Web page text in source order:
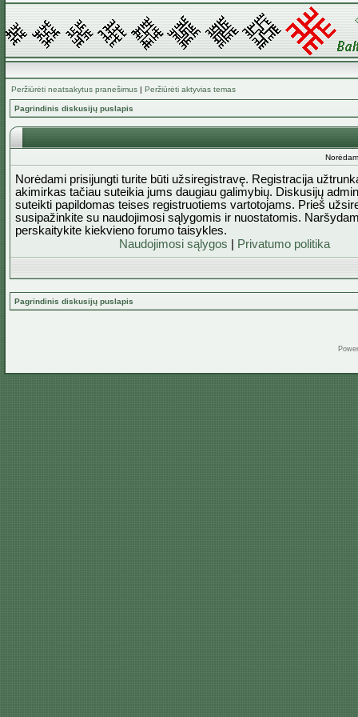
Peržiūrėti neatsakytus pranešimus | Peržiūrėti aktyvias temas
Pagrindinis diskusijų puslapis
Norėdami prisijungti turite būti užsiregistravę. Registracija
akimirkas tačiau suteikia jums daugiau galimybių. Diskusijų
suteikti papildomas teises registruotiems vartotojams. Prieš
susipažinkite su naudojimosi sąlygomis ir nuostatomis.
perskaitykite kiekvieno forumo taisykles.
Naudojimosi sąlygos
Privatumo politika
Pagrindinis diskusijų puslapis